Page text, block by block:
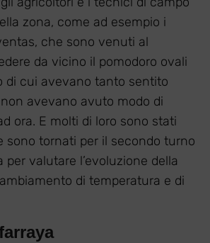
zona, come ad esempio i
che sono venuti al
da vicino il pomodoro ovali
di cui avevano tanto sentito
avevano avuto modo di
ora. E molti di loro sono stati
sono tornati per il secondo turno
per valutare l’evoluzione della
di temperatura e di